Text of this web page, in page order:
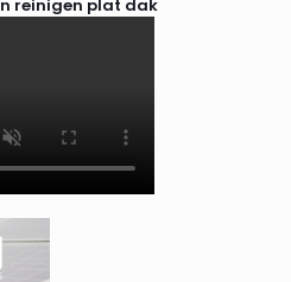
reinigen plat dak